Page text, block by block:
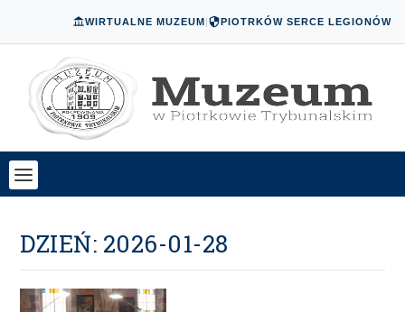
WIRTUALNE MUZEUM| PIOTRKÓW SERCE LEGIONÓW
DZIEŃ: 2026-01-28